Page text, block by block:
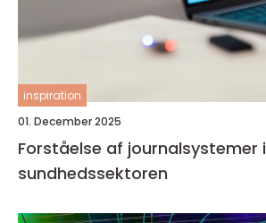
inspiration
01. December 2025
Forståelse af journalsystemer i
sundhedssektoren